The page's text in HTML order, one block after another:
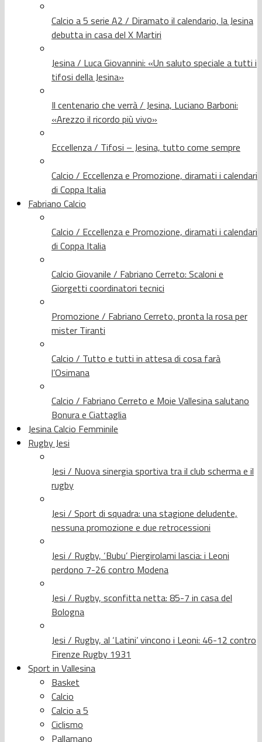
Calcio a 5 serie A2 / Diramato il calendario, la Jesina
debutta in casa del X Martiri
Jesina / Luca Giovannini: «Un saluto speciale a tutti i
tifosi della Jesina»
Il centenario che verrà / Jesina, Luciano Barboni:
«Arezzo il ricordo più vivo»
Eccellenza / Tifosi – Jesina, tutto come sempre
Calcio / Eccellenza e Promozione, diramati i calendari
di Coppa Italia
Fabriano Calcio
Calcio / Eccellenza e Promozione, diramati i calendari
di Coppa Italia
Calcio Giovanile / Fabriano Cerreto: Scaloni e
Giorgetti coordinatori tecnici
Promozione / Fabriano Cerreto, pronta la rosa per
mister Tiranti
Calcio / Tutto e tutti in attesa di cosa farà
l’Osimana
Calcio / Fabriano Cerreto e Moie Vallesina salutano
Bonura e Ciattaglia
Jesina Calcio Femminile
Rugby Jesi
Jesi / Nuova sinergia sportiva tra il club scherma e il
rugby
Jesi / Sport di squadra: una stagione deludente,
nessuna promozione e due retrocessioni
Jesi / Rugby, ‘Bubu’ Piergirolami lascia: i Leoni
perdono 7-26 contro Modena
Jesi / Rugby, sconfitta netta: 85-7 in casa del
Bologna
Jesi / Rugby, al ‘Latini’ vincono i Leoni: 46-12 contro
Firenze Rugby 1931
Sport in Vallesina
Basket
Calcio
Calcio a 5
Ciclismo
Pallamano